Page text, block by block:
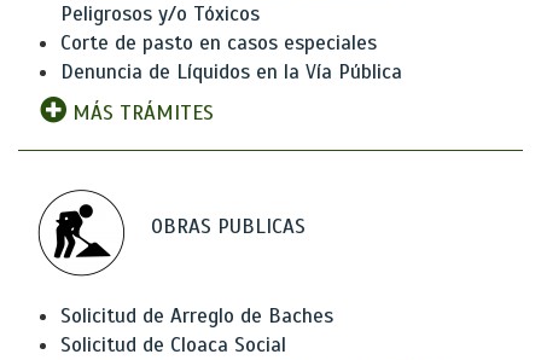
Peligrosos y/o Tóxicos
Corte de pasto en casos especiales
Denuncia de Líquidos en la Vía Pública
MÁS TRÁMITES
OBRAS PUBLICAS
Solicitud de Arreglo de Baches
Solicitud de Cloaca Social